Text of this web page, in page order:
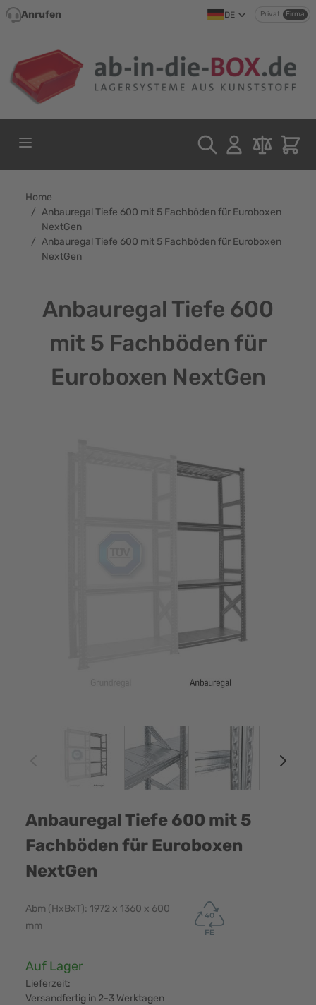
Direkt zum Inhalt
Anrufen DE Privat Firma
Home
/ Anbauregal Tiefe 600 mit 5 Fachböden für Euroboxen
NextGen
/ Anbauregal Tiefe 600 mit 5 Fachböden für Euroboxen
NextGen
Anbauregal Tiefe 600
mit 5 Fachböden für
Euroboxen NextGen
View larger imageView larger imageView larger image
Anbauregal Tiefe 600 mit 5
Fachböden für Euroboxen
NextGen
Abm (HxBxT): 1972 x 1360 x 600
mm
Verfügbarkeit:
Auf Lager
Lieferzeit:
Versandfertig in 2-3 Werktagen